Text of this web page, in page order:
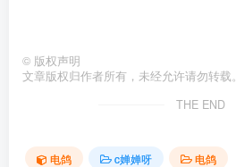
© 版权声明
文章版权归作者所有，未经允许请勿转载。
THE END
电鸽 c婵婵呀
电鸽